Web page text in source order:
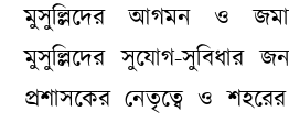
মুসুল্লিদের আগমন ও
মুসুল্লিদের সুযোগ-সুবিধার
প্রশাসকের নেতৃত্বে ও শহরের